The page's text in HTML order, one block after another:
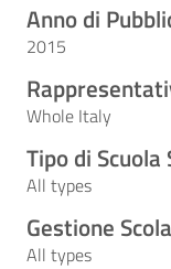
Anno di
2015
Whole Italy
Tipo di
All types
Gestione
All types